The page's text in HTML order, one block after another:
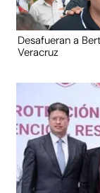
Desafueran a
Veracruz